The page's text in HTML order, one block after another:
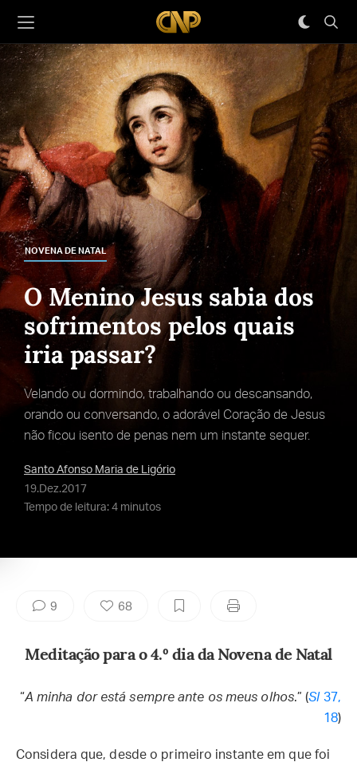
NOVENA DE NATAL
O Menino Jesus sabia dos
sofrimentos pelos quais
iria passar?
Velando ou dormindo, trabalhando ou descansando,
orando ou conversando, o adorável Coração de Jesus
não ficou isento de penas nem um instante sequer.
Santo Afonso Maria de Ligório
19.Dez.2017
Tempo de leitura: 4 minutos
9 68
Meditação para o 4.º dia da Novena de Natal
“A minha dor está sempre ante os meus olhos.” (Sl 37,
18)
Considera que, desde o primeiro instante em que foi